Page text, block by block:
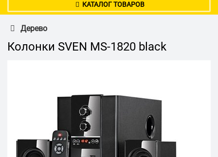
КАТАЛОГ ТОВАРОВ
Дерево
Колонки SVEN MS-1820 black